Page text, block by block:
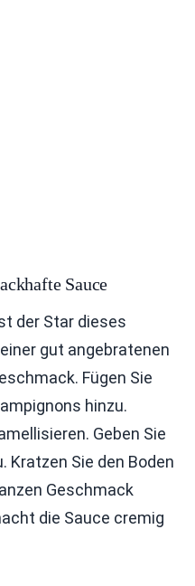
Sauce
der Star dieses
gut angebratenen
Fügen Sie
hinzu.
Geben Sie
Kratzen Sie den Boden
Geschmack
die Sauce cremig